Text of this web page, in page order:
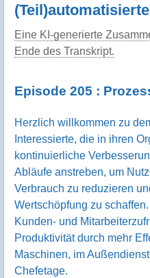
Eine KI-generierte
Ende des Transkript.
Episode 205 :
Herzlich willkommen zu
Interessierte, die in ihren
kontinuierliche
Abläufe anstreben, um
Verbrauch zu reduzieren
Wertschöpfung zu
Kunden- und
Produktivität durch mehr
Maschinen, im
Chefetage.